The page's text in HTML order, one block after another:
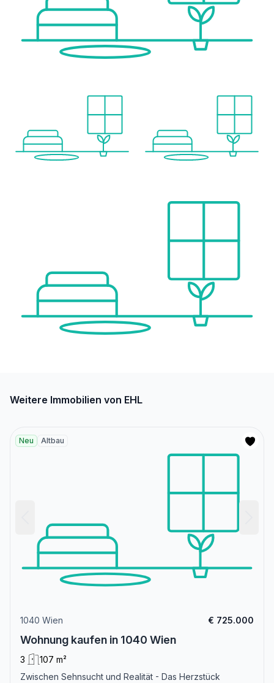
Weitere Immobilien von EHL
Neu Altbau
1040 Wien € 725.000
Wohnung kaufen in 1040 Wien
3
107 m²
Zwischen Sehnsucht und Realität - Das Herzstück